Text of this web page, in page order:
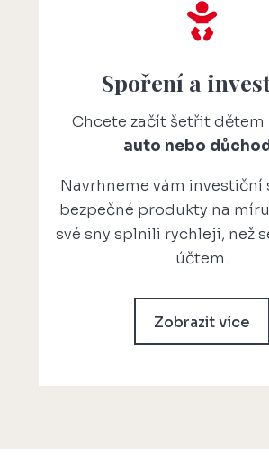

Spoření a
Chcete začít šetřit dětem
auto nebo
Navrhneme vám investiční
bezpečné produkty na
své sny splnili rychleji, než
účtem.
Zobrazit více